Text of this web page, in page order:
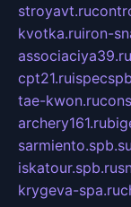
stroyavt.ru
kvotka.ruiron-
associaciya39.ru
cpt21.ru
tae-kwon.ru
archery161.ru
sarmiento.spb.su
iskatour.spb.ru
krygeva-spa.ru